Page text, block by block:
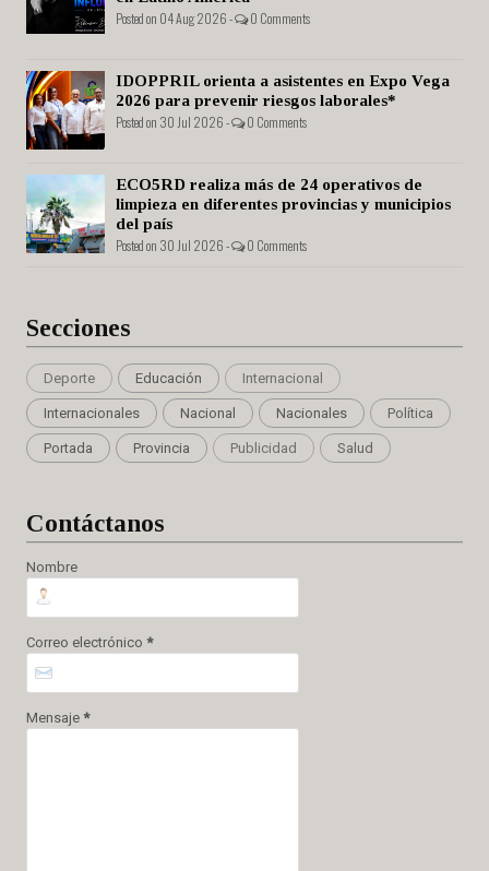
Posted on 04 Aug 2026 - 0 Comments
IDOPPRIL orienta a asistentes en Expo Vega
2026 para prevenir riesgos laborales*
Posted on 30 Jul 2026 - 0 Comments
ECO5RD realiza más de 24 operativos de
limpieza en diferentes provincias y municipios
del país
Posted on 30 Jul 2026 - 0 Comments
Secciones
Deporte Educación Internacional
Internacionales Nacional Nacionales Política
Portada Provincia Publicidad Salud
Contáctanos
Nombre
Correo electrónico *
Mensaje *